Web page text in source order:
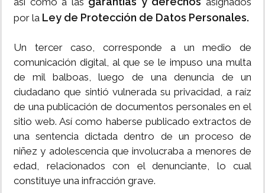
por la Ley de Protección de Datos Personales.
Un tercer caso, corresponde a un medio de
comunicación digital, al que se le impuso una multa
de mil balboas, luego de una denuncia de un
ciudadano que sintió vulnerada su privacidad, a raíz
de una publicación de documentos personales en el
sitio web. Así como haberse publicado extractos de
una sentencia dictada dentro de un proceso de
niñez y adolescencia que involucraba a menores de
edad, relacionados con el denunciante, lo cual
constituye una infracción grave.